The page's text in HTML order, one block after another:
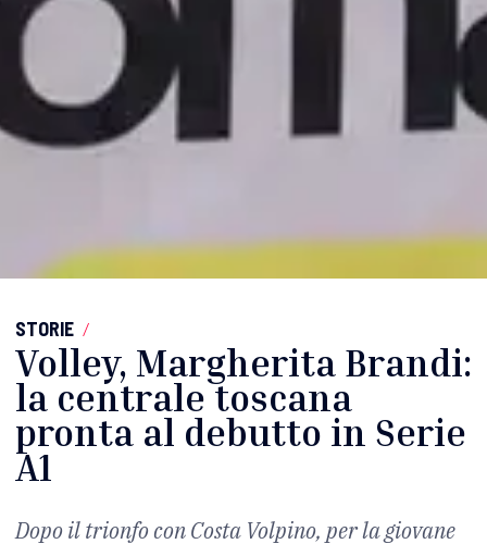
STORIE /
Volley, Margherita Brandi:
la centrale toscana
pronta al debutto in Serie
A1
Dopo il trionfo con Costa Volpino, per la giovane